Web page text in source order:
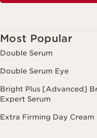
Most Popular
Double Serum
Double Serum Eye
Bright Plus [Advanced]
Expert Serum
Extra Firming Day Cream